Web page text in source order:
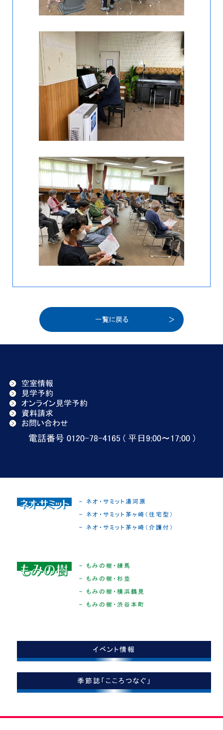
一覧に戻る
空室情報
見学予約
オンライン見学予約
資料請求
お問い合わせ
電話番号 0120-78-4165 ( 平日9:00〜17:00 )
- ネオ・サミット湯河原
- ネオ・サミット茅ヶ崎（住宅型）
- ネオ・サミット茅ヶ崎（介護付）
- もみの樹・練馬
- もみの樹・杉並
- もみの樹・横浜鶴見
- もみの樹・渋谷本町
イベント情報
季節誌「こころつなぐ」